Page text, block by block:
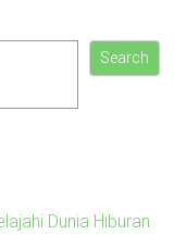
Search
Dunia Hiburan